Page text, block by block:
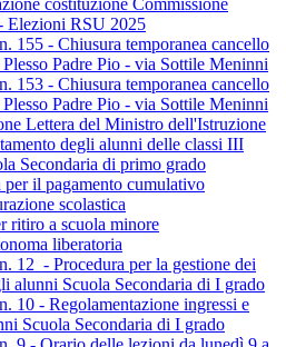
costituzione Commissione
Elezioni RSU 2025
155 - Chiusura temporanea cancello
Padre Pio - via Sottile Meninni
153 - Chiusura temporanea cancello
Padre Pio - via Sottile Meninni
Lettera del Ministro dell'Istruzione
degli alunni delle classi III
Secondaria di primo grado
per il pagamento cumulativo
scolastica
ritiro a scuola minore
liberatoria
12 - Procedura per la gestione dei
alunni Scuola Secondaria di I grado
10 - Regolamentazione ingressi e
Scuola Secondaria di I grado